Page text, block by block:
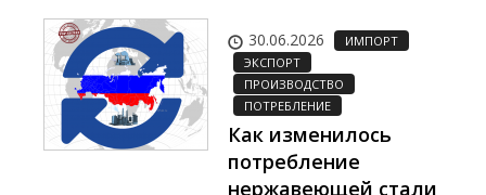
30.06.2026
ИМПОРТ
ЭКСПОРТ
ПРОИЗВОДСТВО
ПОТРЕБЛЕНИЕ
Как изменилось
потребление
нержавеющей стали